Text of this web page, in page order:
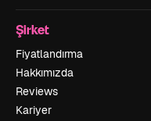
Şirket
Fiyatlandırma
Hakkımızda
Reviews
Kariyer